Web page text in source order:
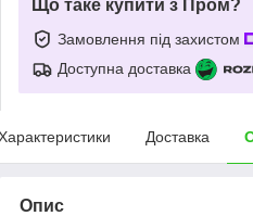
Що таке купити з Пром?
Замовлення під захистом
Доступна доставка
Доставка
Опис